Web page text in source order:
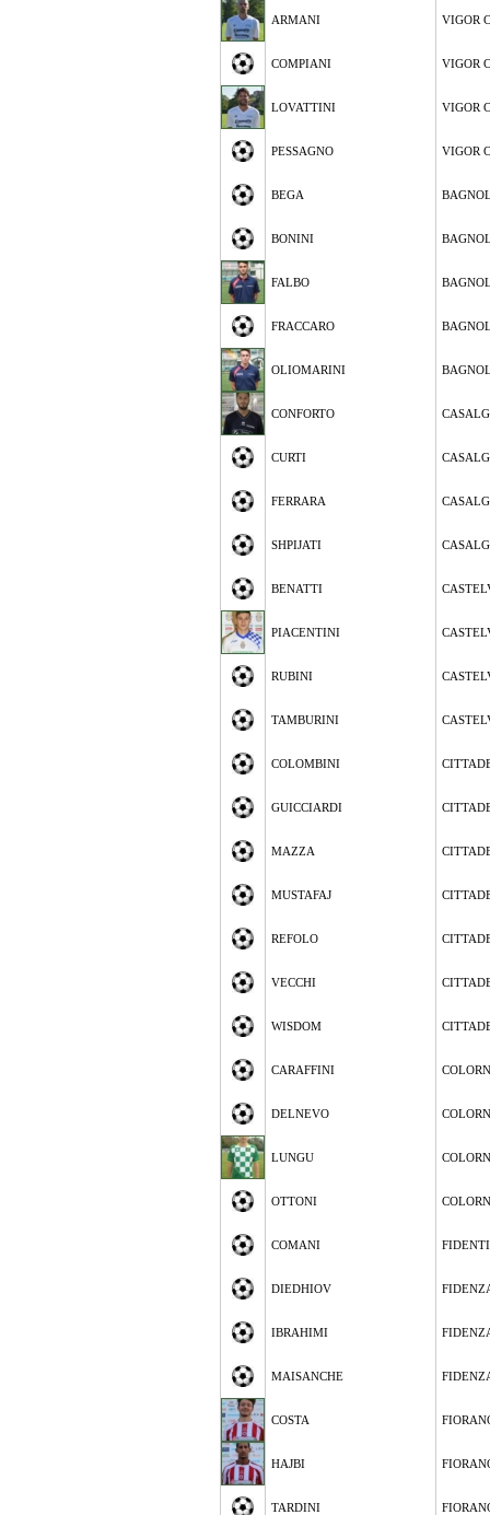
ARMANI VIGOR
COMPIANI VIGOR
LOVATTINI VIGOR
PESSAGNO VIGOR
BEGA
BONINI
FALBO
FRACCARO
OLIOMARINI
CONFORTO
CURTI
FERRARA
SHPIJATI
BENATTI
PIACENTINI
RUBINI
TAMBURINI
COLOMBINI
GUICCIARDI
MAZZA
MUSTAFAJ
REFOLO
VECCHI
WISDOM
CARAFFINI
DELNEVO
LUNGU
OTTONI
COMANI
DIEDHIOV
IBRAHIMI
MAISANCHE
COSTA
HAJBI
TARDINI